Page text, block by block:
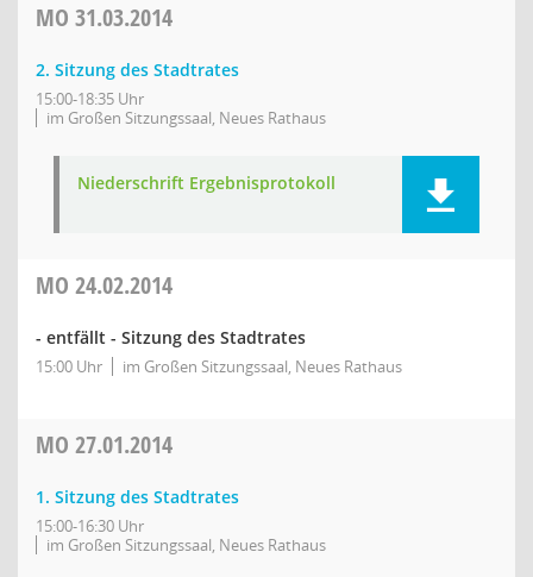
MO 31.03.2014
2. Sitzung des Stadtrates
15:00-18:35 Uhr
im Großen Sitzungssaal, Neues Rathaus
Niederschrift Ergebnisprotokoll
MO 24.02.2014
- entfällt - Sitzung des Stadtrates
15:00 Uhr im Großen Sitzungssaal, Neues Rathaus
MO 27.01.2014
1. Sitzung des Stadtrates
15:00-16:30 Uhr
im Großen Sitzungssaal, Neues Rathaus